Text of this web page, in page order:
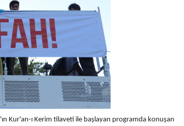
Kur'an-ı Kerim tilaveti ile başlayan programda konuşan